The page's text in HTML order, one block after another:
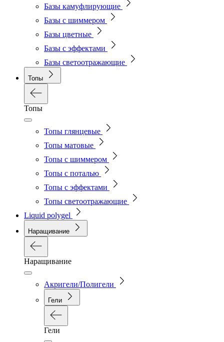
Базы камуфлирующие
Базы с шиммером
Базы цветные
Базы с эффектами
Базы светоотражающие
Топы
Топы
Топы глянцевые
Топы матовые
Топы с шиммером
Топы с поталью
Топы с эффектами
Топы светоотражающие
Liquid polygel
Наращивание
Наращивание
Акригели/Полигели
Гели
Гели